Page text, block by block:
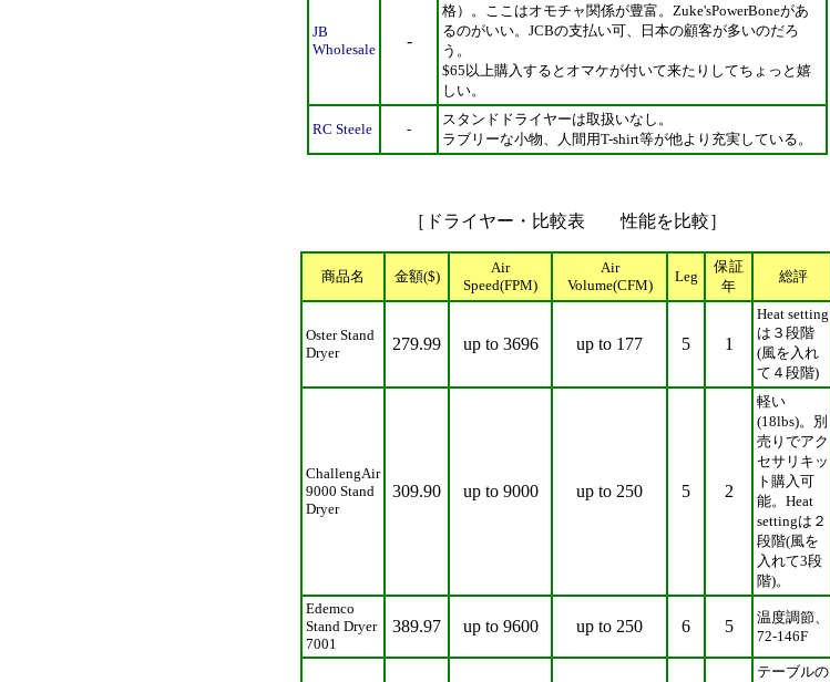
JB
Wholesale
-
格）。ここはオモチャ関係が豊富。Zuke'sPowerBoneがあ
るのがいい。JCBの支払い可、日本の顧客が多いのだろ
う。
$65以上購入するとオマケが付いて来たりしてちょっと嬉
しい。
RC Steele -
スタンドドライヤーは取扱いなし。
ラブリーな小物、人間用T-shirt等が他より充実している。
［ドライヤー・比較表 性能を比較］
商品名 金額($)
Air
Speed(FPM)
Air
Volume(CFM)
Leg
保証
年
総評
Oster Stand
Dryer
279.99 up to 3696 up to 177 5 1
Heat setting
は３段階
(風を入れ
て４段階)
ChallengAir
9000 Stand
Dryer
309.90 up to 9000 up to 250 5 2
軽い
(18lbs)。別
売りでアク
セサリキッ
ト購入可
能。Heat
settingは２
段階(風を
入れて3段
階)。
Edemco
Stand Dryer
7001
389.97 up to 9600 up to 250 6 5
温度調節、
72-146F
テーブルの